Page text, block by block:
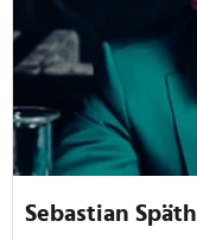
Sebastian Späth